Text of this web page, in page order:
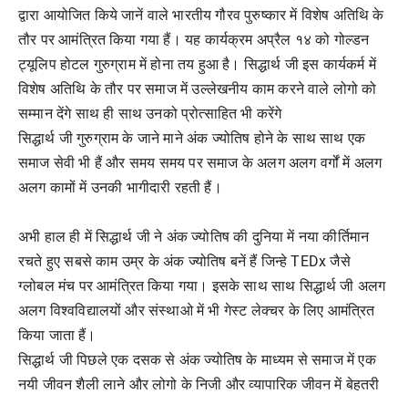
द्वारा आयोजित किये जानें वाले भारतीय गौरव पुरुष्कार में विशेष अतिथि के
तौर पर आमंत्रित किया गया हैं। यह कार्यक्रम अप्रैल १४ को गोल्डन
ट्यूलिप होटल गुरुग्राम में होना तय हुआ है। सिद्धार्थ जी इस कार्यकर्म में
विशेष अतिथि के तौर पर समाज में उल्लेखनीय काम करने वाले लोगो को
सम्मान देंगे साथ ही साथ उनको प्रोत्साहित भी करेंगे
सिद्धार्थ जी गुरुग्राम के जाने माने अंक ज्योतिष होने के साथ साथ एक
समाज सेवी भी हैं और समय समय पर समाज के अलग अलग वर्गों में अलग
अलग कामों में उनकी भागीदारी रहती हैं।
अभी हाल ही में सिद्धार्थ जी ने अंक ज्योतिष की दुनिया में नया कीर्तिमान
रचते हुए सबसे काम उम्र के अंक ज्योतिष बनें हैं जिन्हे TEDx जैसे
ग्लोबल मंच पर आमंत्रित किया गया। इसके साथ साथ सिद्धार्थ जी अलग
अलग विश्वविद्यालयों और संस्थाओ में भी गेस्ट लेक्चर के लिए आमंत्रित
किया जाता हैं।
सिद्धार्थ जी पिछले एक दसक से अंक ज्योतिष के माध्यम से समाज में एक
नयी जीवन शैली लाने और लोगो के निजी और व्यापारिक जीवन में बेहतरी